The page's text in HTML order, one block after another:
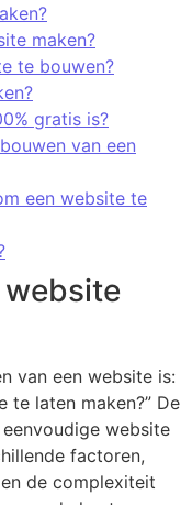
maken?
te bouwen?
gratis is?
van een
een website te
website
van een website is:
te laten maken?” De
website
factoren,
de complexiteit